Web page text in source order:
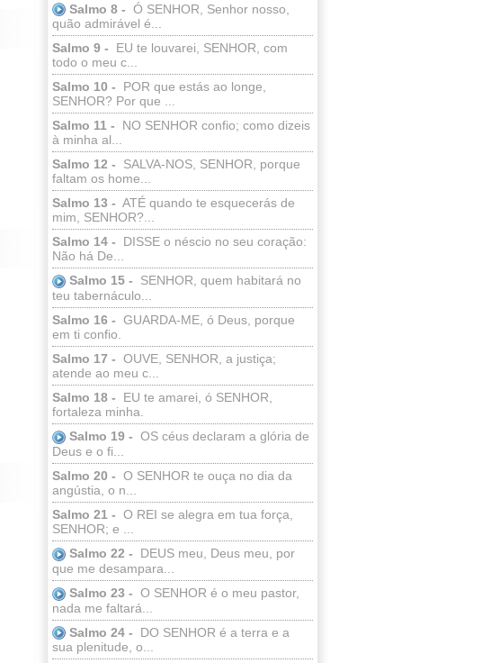
Salmo 8 - Ó SENHOR, Senhor nosso,
quão admirável é...
Salmo 9 -
EU te louvarei, SENHOR, com
todo o meu c...
Salmo 10 -
POR que estás ao longe,
SENHOR? Por que ...
Salmo 11 -
NO SENHOR confio; como dizeis
à minha al...
Salmo 12 -
SALVA-NOS, SENHOR, porque
faltam os home...
Salmo 13 - ATÉ quando te esquecerás de
mim, SENHOR?...
Salmo 14 -
DISSE o néscio no seu coração:
Não há De...
Salmo 15 -
SENHOR, quem habitará no
teu tabernáculo...
Salmo 16 - GUARDA-ME, ó Deus, porque
em ti confio.
Salmo 17 - OUVE, SENHOR, a justiça;
atende ao meu c...
Salmo 18 -
EU te amarei, ó SENHOR,
fortaleza minha.
Salmo 19 - OS céus declaram a glória de
Deus e o fi...
Salmo 20 - O SENHOR te ouça no dia da
angústia, o n...
Salmo 21 - O REI se alegra em tua força,
SENHOR; e ...
Salmo 22 -
DEUS meu, Deus meu, por
que me desampara...
Salmo 23 - O SENHOR é o meu pastor,
nada me faltará...
Salmo 24 -
DO SENHOR é a terra e a
sua plenitude, o...